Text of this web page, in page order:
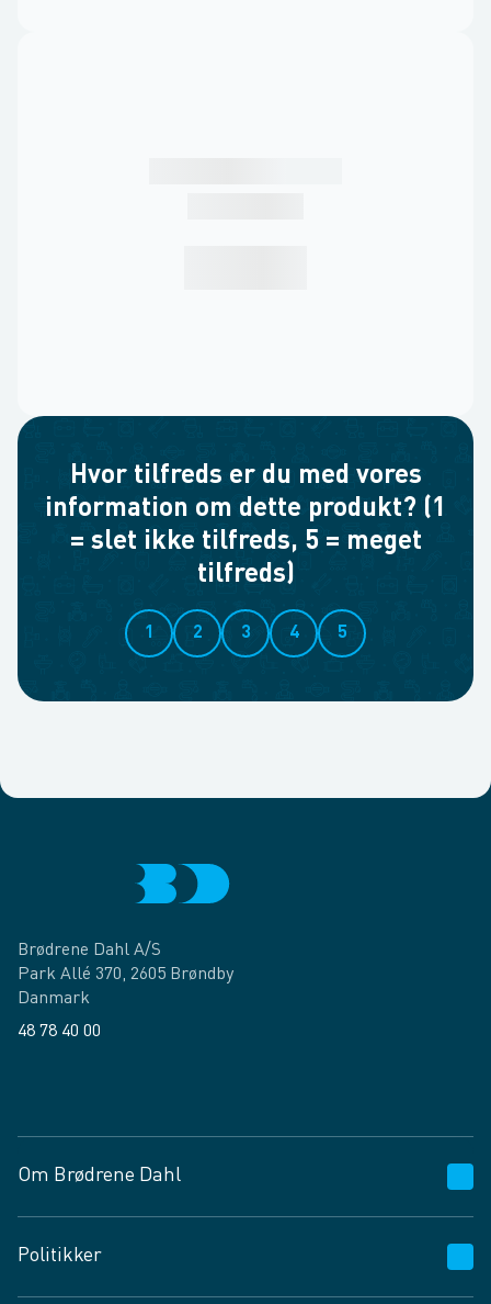
Hvor tilfreds er du med vores
information om dette produkt? (1
= slet ikke tilfreds, 5 = meget
tilfreds)
1 2 3 4 5
Brødrene Dahl A/S
Park Allé 370, 2605 Brøndby
Danmark
48 78 40 00
Om Brødrene Dahl
Vagttelefon 30 10 89 89
Politikker